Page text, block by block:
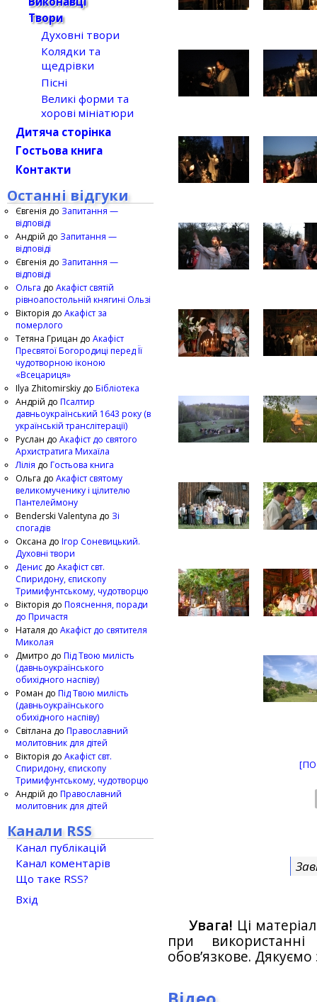
Увага! Ці
при
обов’язкове.
Твори
Духовні твори
Колядки та
щедрівки
Пісні
Великі форми та
хорові мініатюри
Дитяча сторінка
Гостьова книга
Контакти
Останні відгуки
Євгенія до Запитання —
відповіді
Андрій до Запитання —
відповіді
Євгенія до Запитання —
відповіді
Ольга до Акафіст святій
рівноапостольній княгині Ользі
Вікторія до Акафіст за
померлого
Тетяна Грицан до Акафіст
Пресвятої Богородиці перед Її
чудотворною іконою
«Всецариця»
Ilya Zhitomirskiy до Бібліотека
Андрій до Псалтир
давньоукраїнський 1643 року (в
українській транслітерації)
Руслан до Акафіст до святого
Архистратига Михаїла
Лілія до Гостьова книга
Ольга до Акафіст святому
великомученику і цілителю
Пантелеймону
Benderski Valentyna до Зі
спогадів
Оксана до Ігор Соневицький.
Духовні твори
Денис до Акафіст свт.
Спиридону, єпископу
Тримифунтському, чудотворцю
Вікторія до Пояснення, поради
до Причастя
Наталя до Акафіст до святителя
Миколая
Дмитро до Під Твою милість
(давньоукраїнського
обихідного наспіву)
Роман до Під Твою милість
(давньоукраїнського
обихідного наспіву)
Світлана до Православний
молитовник для дітей
Вікторія до Акафіст свт.
Спиридону, єпископу
Тримифунтському, чудотворцю
Андрій до Православний
молитовник для дітей
Канали RSS
Канал публікацій
Канал коментарів
Що таке RSS?
Вхід